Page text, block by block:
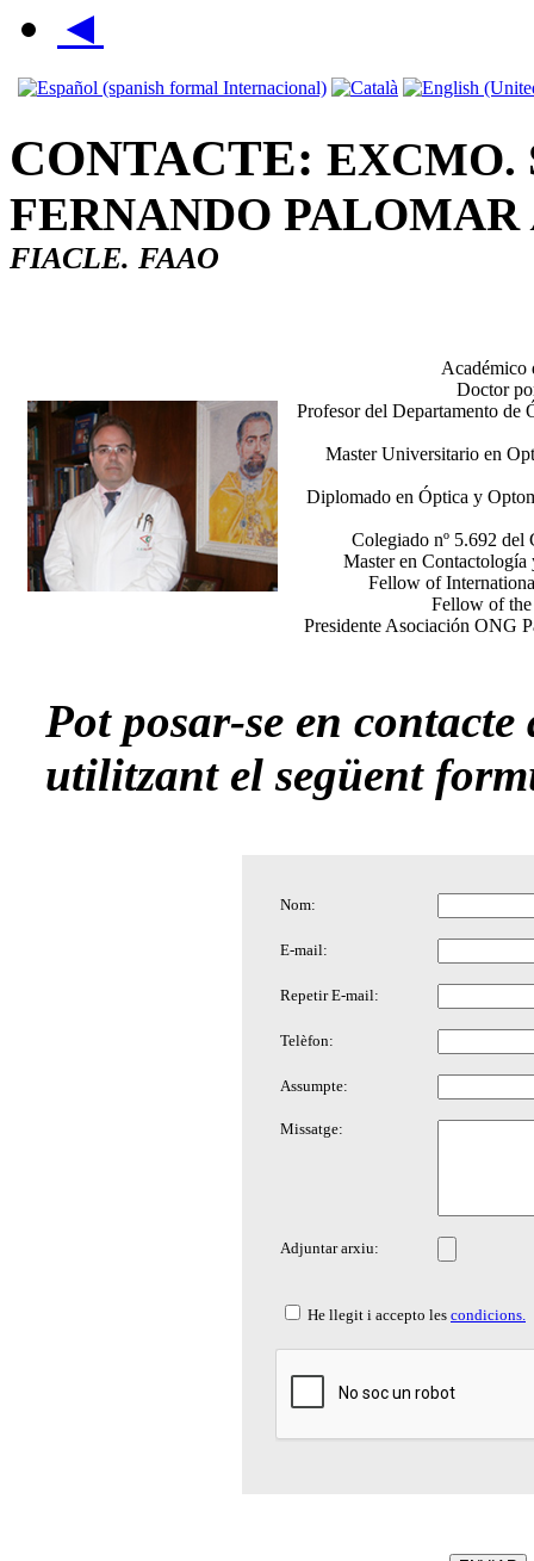
◄
CONTACTE: EXCMO.
FERNANDO PALOMAR
FIACLE. FAAO
Académico
Doctor
Profesor del Departamento de
Master Universitario en
Diplomado en Óptica y
Colegiado nº 5.692 del
Master en
Fellow of
Fellow of
Presidente Asociación ONG
Pot posar-se en
utilitzant el següent
Nom:
E-mail:
Repetir E-mail:
Telèfon:
Assumpte:
Missatge:
Adjuntar arxiu:
He llegit i accepto les condicions.